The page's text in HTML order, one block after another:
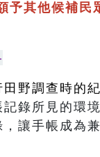
予其他候補民
野調查時的
錄所見的環
讓手帳成為